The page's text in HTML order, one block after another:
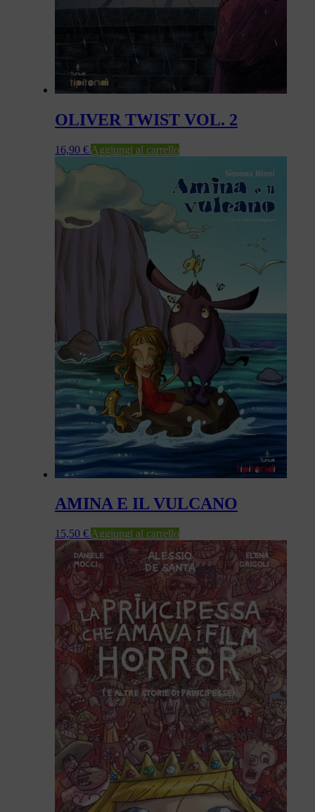
OLIVER TWIST VOL. 2
16,90 € Aggiungi al carrello
AMINA E IL VULCANO
15,50 € Aggiungi al carrello